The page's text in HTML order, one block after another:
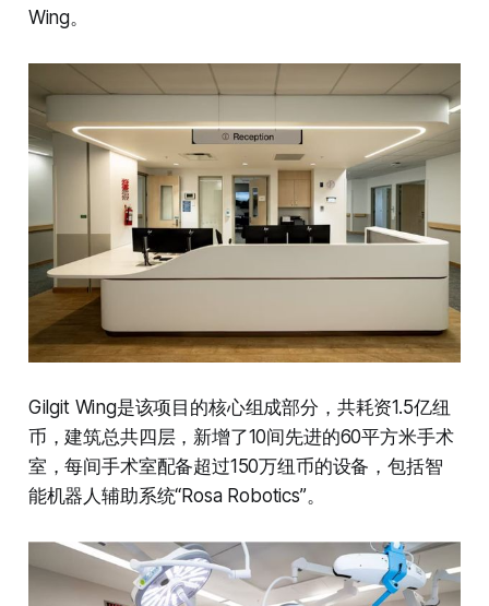
Wing。
Gilgit Wing是该项目的核心组成部分，共耗资1.5亿纽
币，建筑总共四层，新增了10间先进的60平方米手术
室，每间手术室配备超过150万纽币的设备，包括智
能机器人辅助系统“Rosa Robotics”。